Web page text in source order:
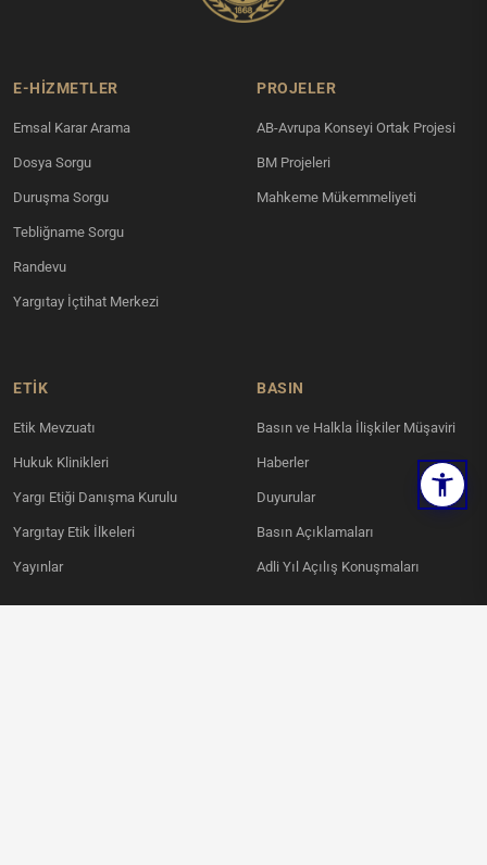
E-HİZMETLER
Emsal Karar Arama
Dosya Sorgu
Duruşma Sorgu
Tebliğname Sorgu
Randevu
Yargıtay İçtihat Merkezi
PROJELER
AB-Avrupa Konseyi Ortak Projesi
BM Projeleri
Mahkeme Mükemmeliyeti
ETİK
Etik Mevzuatı
Hukuk Klinikleri
Yargı Etiği Danışma Kurulu
Yargıtay Etik İlkeleri
Yayınlar
BASIN
Basın ve Halkla İlişkiler Müşaviri
Haberler
Duyurular
Basın Açıklamaları
Adli Yıl Açılış Konuşmaları